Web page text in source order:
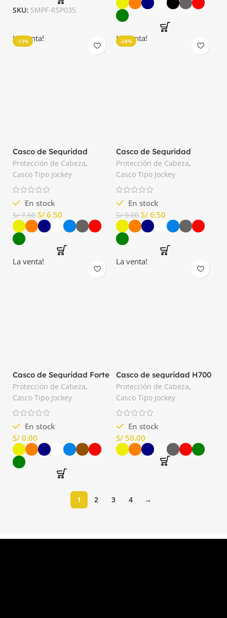
SKU: SMPF-RSP035
-13%
La venta!
Casco de Seguridad
Económico Bellpower
Protección de Cabeza,
Casco Tipo Jockey
En stock
S/7.50 S/ 6.50
-28%
La venta!
Casco de Seguridad
Economico Masther
Protección de Cabeza,
Casco Tipo Jockey
En stock
S/9.00 S/ 6.50
La venta!
Casco de Seguridad Forte
Steelpro
Protección de Cabeza,
Casco Tipo Jockey
En stock
S/
La venta!
Casco de seguridad H700
3M
Protección de Cabeza,
Casco Tipo Jockey
En stock
S/
1 2 3 4 →